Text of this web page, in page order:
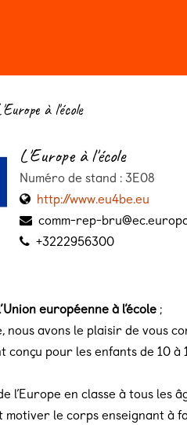
à l'école
L'Europe à l'école
Numéro de stand : 3E08
http://www.eu4be.eu
comm-rep-
+3222956300
européenne à l’école ;
nous avons le plaisir de vous
conçu pour les enfants de 10 à
l’Europe en classe à tous les
motiver le corps enseignant à